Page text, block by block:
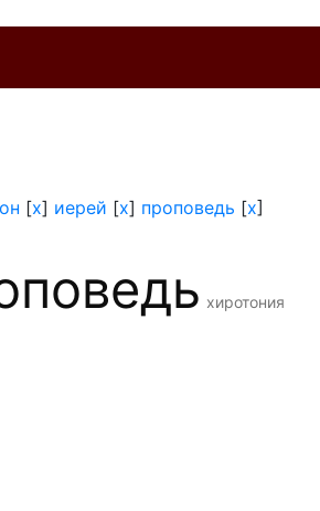
[x] иерей [x] проповедь [x]
хиротония